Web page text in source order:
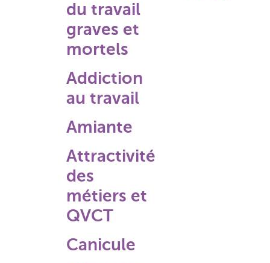
du travail
graves et
mortels
Addiction
au travail
Amiante
Attractivité
des
métiers et
QVCT
Canicule